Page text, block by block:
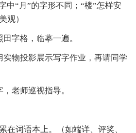
中“月”的字形不同；“楼”怎样安
观）
字格，临摹一遍。
实物投影展示写字作业，再请同学
老师巡视指导。
在词语本上。（如端详、评奖、